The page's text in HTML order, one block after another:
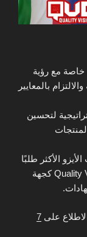
خاصة مع رؤية
والالتزام بالمعايير
لتحسين
الأكثر طلبًا
في الكويت، مع التركيز على دور شركة Quality Vision كجهة
على 7